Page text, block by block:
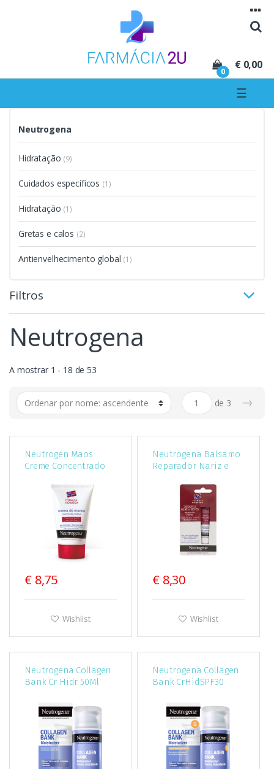
0
€ 0,00
☰
Neutrogena
Hidratação (9)
Cuidados específicos (1)
Hidratação (1)
Gretas e calos (2)
Antienvelhecimento global (1)
Filtros
Neutrogena
A mostrar 1 - 18 de 53
de 3 →
Neutrogen Maos
Creme Concentrado
€ 8,75
Wishlist
Neutrogena Balsamo
Reparador Nariz e
€ 8,30
Wishlist
Neutrogena Collagen
Bank Cr Hidr 50Ml
Neutrogena Collagen
Bank CrHidSPF30